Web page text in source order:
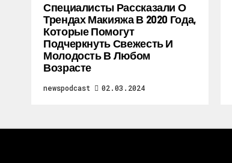
Специалисты Рассказали О
Трендах Макияжа В 2020 Года,
Которые Помогут
Подчеркнуть Свежесть И
Молодость В Любом
Возрасте
newspodcast 02.03.2024